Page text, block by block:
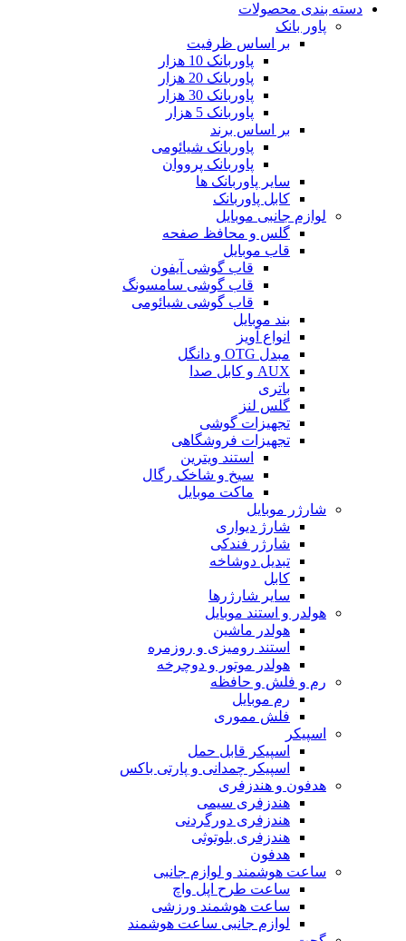
دسته بندی محصولات
پاور بانک
بر اساس ظرفیت
پاوربانک 10 هزار
پاوربانک 20 هزار
پاوربانک 30 هزار
پاوربانک 5 هزار
بر اساس برند
پاوربانک شیائومی
پاوربانک پرووان
سایر پاوربانک ها
کابل پاوربانک
لوازم جانبی موبایل
گلس و محافظ صفحه
قاب موبایل
قاب گوشی آیفون
قاب گوشی سامسونگ
قاب گوشی شیائومی
بند موبایل
انواع آویز
مبدل OTG و دانگل
AUX و کابل صدا
باتری
گلس لنز
تجهیزات گوشی
تجهیزات فروشگاهی
استند ویترین
سیخ و شاخک رگال
ماکت موبایل
شارژر موبایل
شارژ دیواری
شارژر فندکی
تبدیل دوشاخه
کابل
سایر شارژرها
هولدر و استند موبایل
هولدر ماشین
استند رومیزی و روزمره
هولدر موتور و دوچرخه
رم و فلش و حافظه
رم موبایل
فلش مموری
اسپیکر
اسپیکر قابل حمل
اسپیکر چمدانی و پارتی باکس
هدفون و هندزفری
هندزفری سیمی
هندزفری دورگردنی
هندزفری بلوتوثی
هدفون
ساعت هوشمند و لوازم جانبی
ساعت طرح اپل واچ
ساعت هوشمند ورزشی
لوازم جانبی ساعت هوشمند